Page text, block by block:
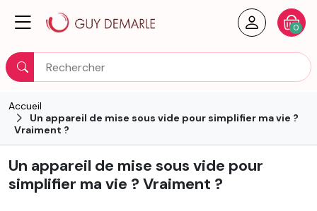
Rechercher
Créer
0
Accueil
Un appareil de mise sous vide pour simplifier ma vie ?
Vraiment ?
Un appareil de mise sous vide pour
simplifier ma vie ? Vraiment ?